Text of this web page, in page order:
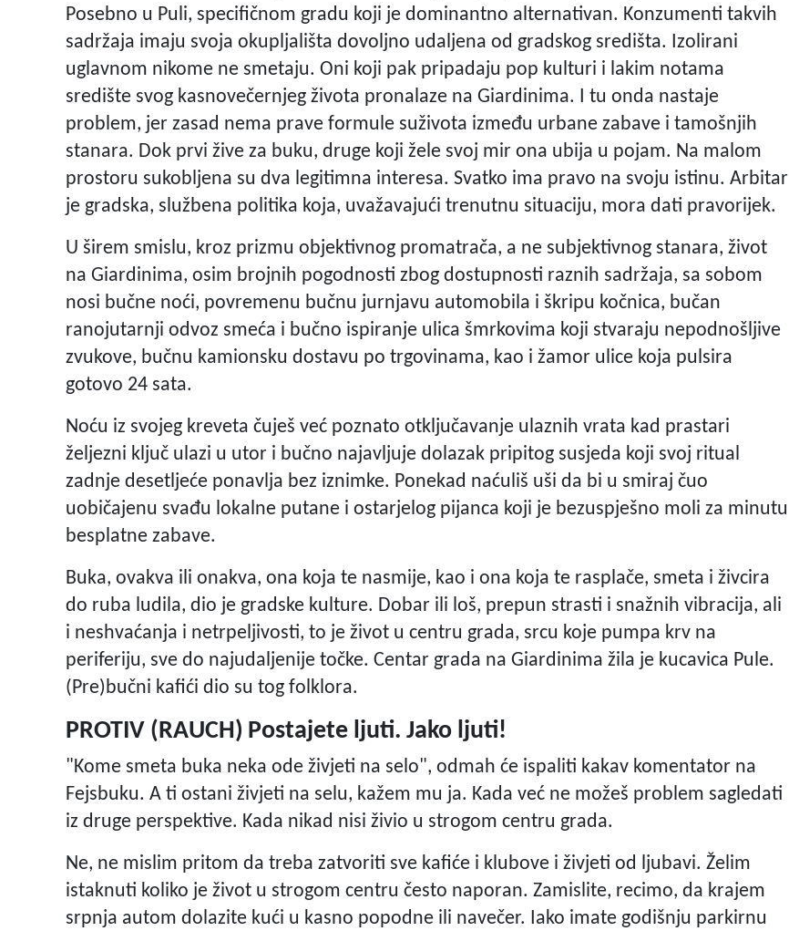
Posebno u Puli, specifičnom gradu koji je dominantno alternativan. Konzumenti takvih
sadržaja imaju svoja okupljališta dovoljno udaljena od gradskog središta. Izolirani
uglavnom nikome ne smetaju. Oni koji pak pripadaju pop kulturi i lakim notama
središte svog kasnovečernjeg života pronalaze na Giardinima. I tu onda nastaje
problem, jer zasad nema prave formule suživota između urbane zabave i tamošnjih
stanara. Dok prvi žive za buku, druge koji žele svoj mir ona ubija u pojam. Na malom
prostoru sukobljena su dva legitimna interesa. Svatko ima pravo na svoju istinu. Arbitar
je gradska, službena politika koja, uvažavajući trenutnu situaciju, mora dati pravorijek.
U širem smislu, kroz prizmu objektivnog promatrača, a ne subjektivnog stanara, život
na Giardinima, osim brojnih pogodnosti zbog dostupnosti raznih sadržaja, sa sobom
nosi bučne noći, povremenu bučnu jurnjavu automobila i škripu kočnica, bučan
ranojutarnji odvoz smeća i bučno ispiranje ulica šmrkovima koji stvaraju nepodnošljive
zvukove, bučnu kamionsku dostavu po trgovinama, kao i žamor ulice koja pulsira
gotovo 24 sata.
Noću iz svojeg kreveta čuješ već poznato otključavanje ulaznih vrata kad prastari
željezni ključ ulazi u utor i bučno najavljuje dolazak pripitog susjeda koji svoj ritual
zadnje desetljeće ponavlja bez iznimke. Ponekad naćuliš uši da bi u smiraj čuo
uobičajenu svađu lokalne putane i ostarjelog pijanca koji je bezuspješno moli za minutu
besplatne zabave.
Buka, ovakva ili onakva, ona koja te nasmije, kao i ona koja te rasplače, smeta i živcira
do ruba ludila, dio je gradske kulture. Dobar ili loš, prepun strasti i snažnih vibracija, ali
i neshvaćanja i netrpeljivosti, to je život u centru grada, srcu koje pumpa krv na
periferiju, sve do najudaljenije točke. Centar grada na Giardinima žila je kucavica Pule.
(Pre)bučni kafići dio su tog folklora.
PROTIV (RAUCH) Postajete ljuti. Jako ljuti!
"Kome smeta buka neka ode živjeti na selo", odmah će ispaliti kakav komentator na
Fejsbuku. A ti ostani živjeti na selu, kažem mu ja. Kada već ne možeš problem sagledati
iz druge perspektive. Kada nikad nisi živio u strogom centru grada.
Ne, ne mislim pritom da treba zatvoriti sve kafiće i klubove i živjeti od ljubavi. Želim
istaknuti koliko je život u strogom centru često naporan. Zamislite, recimo, da krajem
srpnja autom dolazite kući u kasno popodne ili navečer. Iako imate godišnju parkirnu